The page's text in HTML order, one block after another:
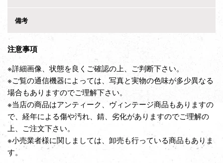
備考
注意事項
※詳細画像、状態を良くご確認の上、ご判断下さい。
※ご覧の通信機器によっては、写真と実物の色味が多少異なる
場合もありますのでご理解下さい。
※当店の商品はアンティーク、ヴィンテージ商品もありますの
で、経年による傷や汚れ、錆、劣化がありますのでご理解の
上、ご注文下さい。
※小売業者様に関しましては、卸売も行っている商品もありま
す。